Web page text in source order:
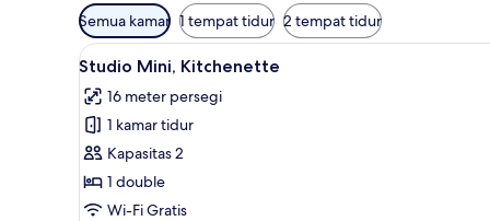
Filter
tersedia
untuk
kamar
Semua kamar 1 tempat tidur 2 tempat tidur
Lihat
semua
foto
untuk
Studio
Mini,
Kitchenette
Meja kerja, ruang kerja
3
Studio Mini, Kitchenette
16 meter persegi
1 kamar tidur
Kapasitas 2
1 double
Wi-Fi Gratis